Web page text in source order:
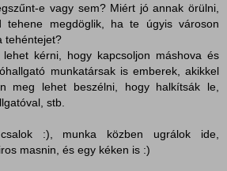
e vagy sem? Miért jó annak örülni,
tehene megdöglik, ha te úgyis városon
tehéntejet?
kérni, hogy kapcsoljon máshova és
munkatársak is emberek, akikkel
meg lehet beszélni, hogy halkítsák le,
stb.
:), munka közben ugrálok ide,
masnin, és egy kéken is :)